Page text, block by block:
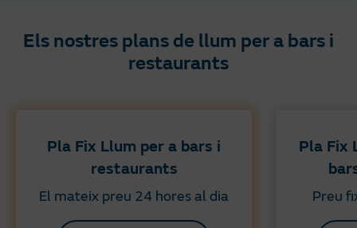
Els nostres plans de llum per a bars i
restaurants
Pla Fix Llum per a bars i
restaurants
El mateix preu 24 hores al dia
Pla Fix
Preu